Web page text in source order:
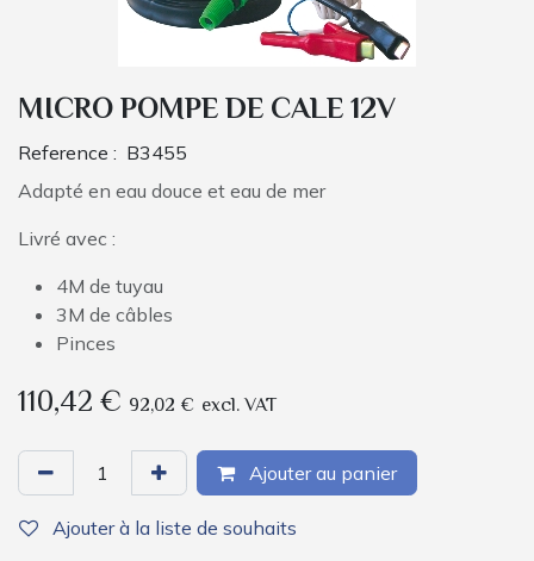
MICRO POMPE DE CALE 12V
Reference : B3455
Adapté en eau douce et eau de mer
Livré avec :
4M de tuyau
3M de câbles
Pinces
110,42€ 92,02 € excl. VAT
Ajouter au panier
Ajouter à la liste de souhaits